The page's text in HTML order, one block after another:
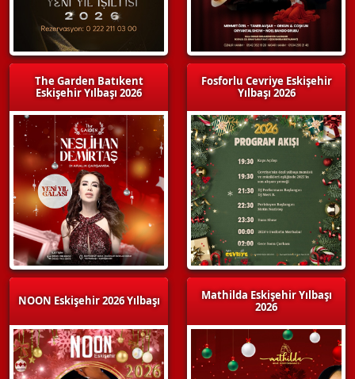
The Garden Batıkent
Eskişehir Yılbaşı 2026
NOON Eskişehir 2026 Yılbaşı
Fosforlu Cevriye Eskişehir
Yılbaşı 2026
Mathilda Eskişehir Yılbaşı
2026